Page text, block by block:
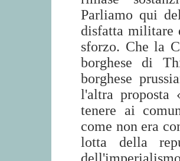
Parliamo qui
disfatta militare
sforzo. Che la
borghese di
borghese
l'altra proposta
tenere ai
come non era
lotta della